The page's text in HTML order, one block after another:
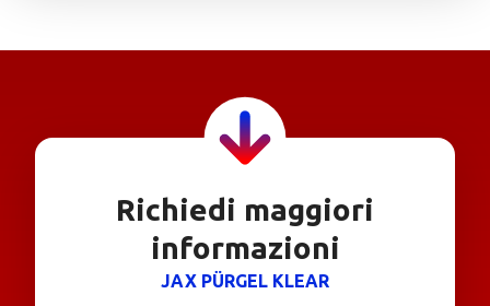
Richiedi maggiori
informazioni
JAX PÜRGEL KLEAR